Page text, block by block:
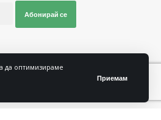
да оптимизираме
Приемам
Абонирай се
Последвайте ни